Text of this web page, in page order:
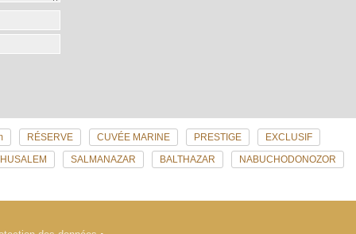
RÉSERVE CUVÉE MARINE PRESTIGE EXCLUSIF
SALMANAZAR BALTHAZAR NABUCHODONOZOR